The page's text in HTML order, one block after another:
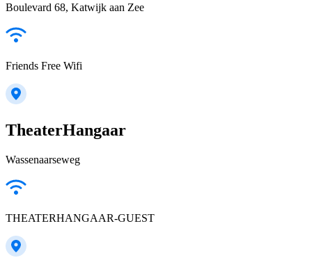
Boulevard 68, Katwijk aan Zee
Friends Free Wifi
TheaterHangaar
Wassenaarseweg
THEATERHANGAAR-GUEST